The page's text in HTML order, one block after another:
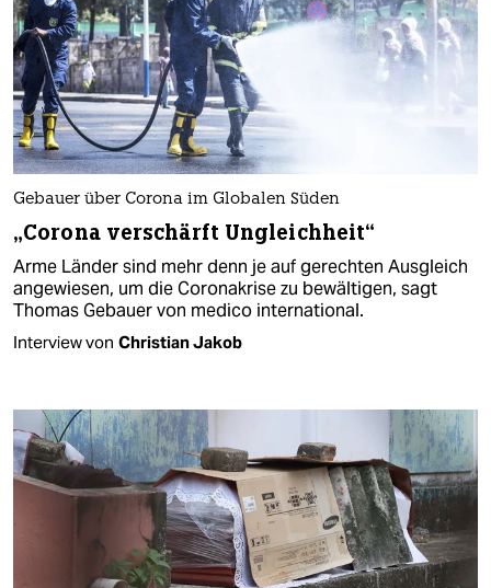
Gebauer über Corona im Globalen Süden
„Corona verschärft Ungleichheit“
Arme Länder sind mehr denn je auf gerechten Ausgleich
angewiesen, um die Coronakrise zu bewältigen, sagt
Thomas Gebauer von medico international.
Interview von Christian Jakob